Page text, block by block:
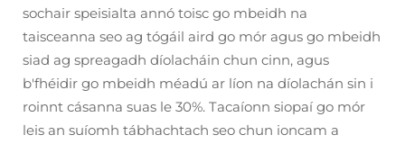
sochair speisialta annó toisc go mbeidh na
taisceanna seo ag tógáil aird go mór agus go mbeidh
siad ag spreagadh díolacháin chun cinn, agus
b'fhéidir go mbeidh méadú ar líon na díolachán sin i
roinnt cásanna suas le 30%. Tacaíonn siopaí go mór
leis an suíomh tábhachtach seo chun ioncam a